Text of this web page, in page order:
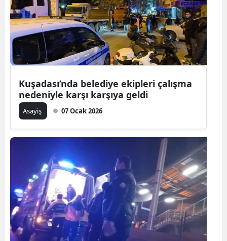
Kuşadası’nda belediye ekipleri çalışma
nedeniyle karşı karşıya geldi
Asayiş 07 Ocak 2026